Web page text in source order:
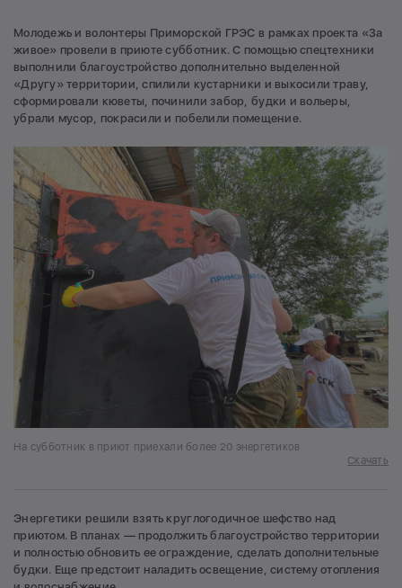
Молодежь и волонтеры Приморской ГРЭС в рамках проекта «За
живое» провели в приюте субботник. С помощью спецтехники
выполнили благоустройство дополнительно выделенной
«Другу» территории, спилили кустарники и выкосили траву,
сформировали кюветы, починили забор, будки и вольеры,
убрали мусор, покрасили и побелили помещение.
На субботник в приют приехали более 20 энергетиков
Скачать
Энергетики решили взять круглогодичное шефство над
приютом. В планах — продолжить благоустройство территории
и полностью обновить ее ограждение, сделать дополнительные
будки. Еще предстоит наладить освещение, систему отопления